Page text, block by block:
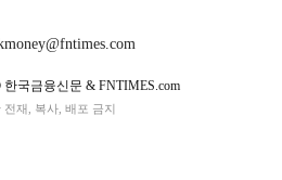
국금융신문 & FNTIMES.com
재, 복사, 배포 금지